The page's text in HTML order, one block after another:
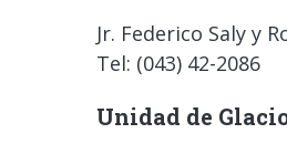
Jr. Federico Saly y
Tel: (043) 42-2086
Unidad de